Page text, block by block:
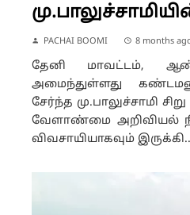
PACHAI BOOMI 8 months
தேனி மாவட்டம்,
அமைந்துள்ளது
சேர்ந்த மு.பாலுச்சாமி
வேளாண்மை அறிவியல்
விவசாயியாகவும்